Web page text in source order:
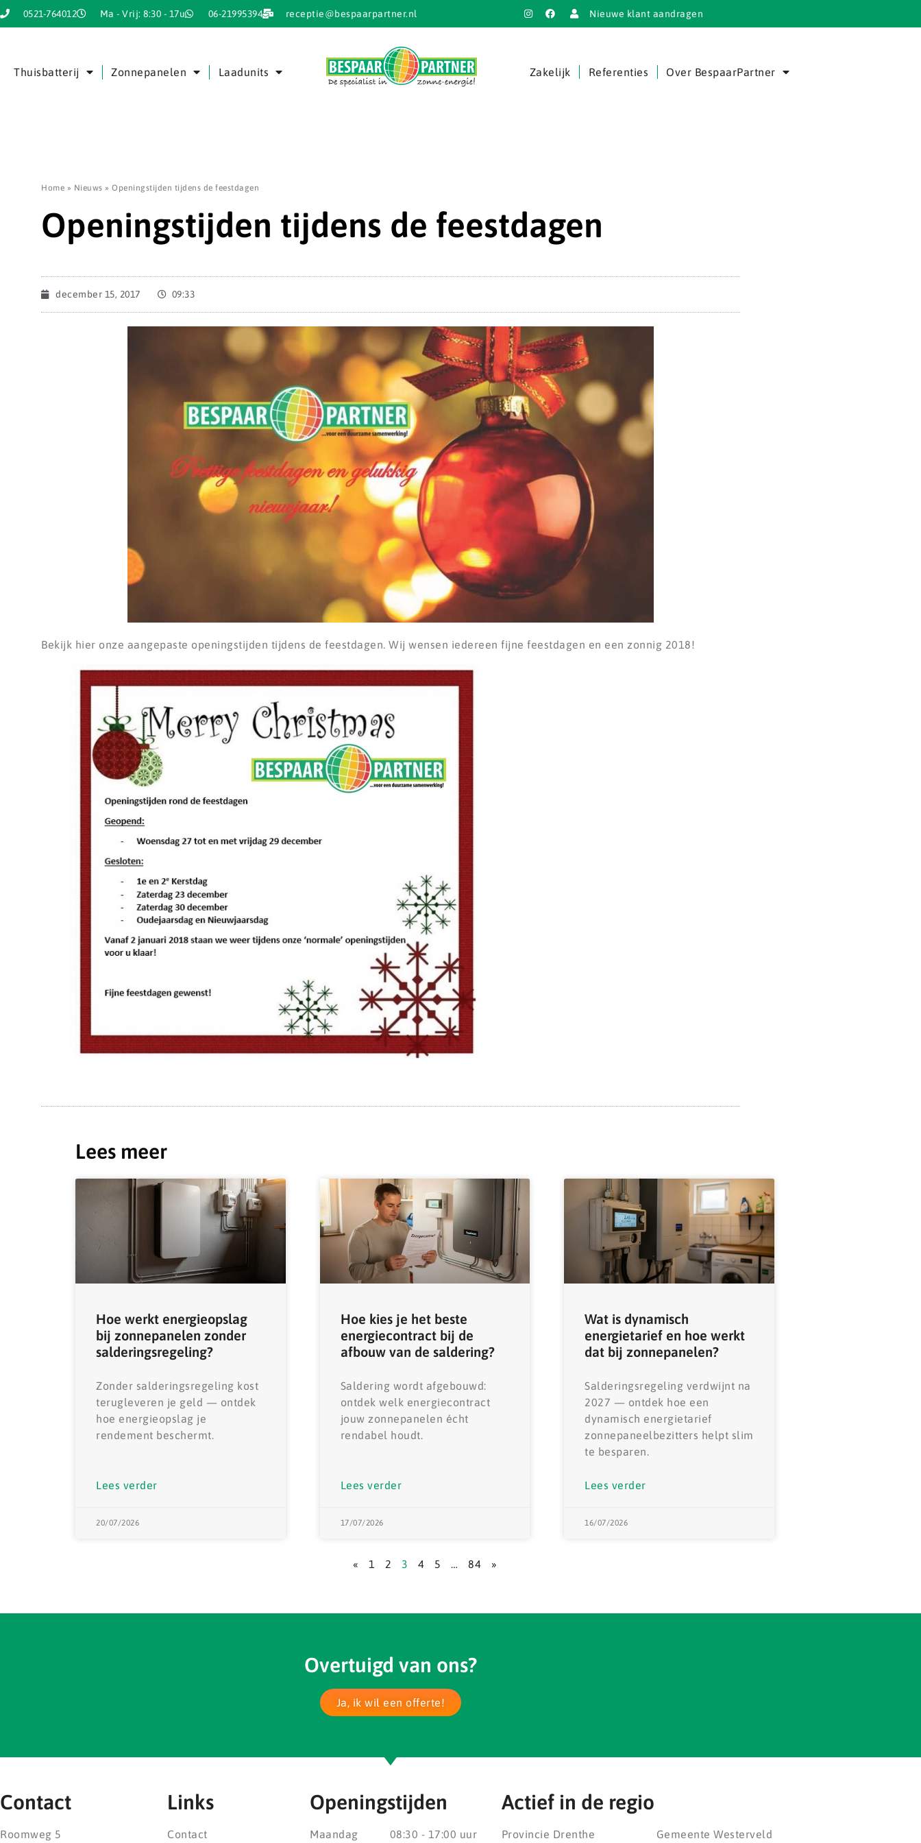
0521-764012 Ma - Vrij: 8:30 - 17u 06-21995394 receptie@bespaarpartner.nl Nieuwe klant aandragen
Thuisbatterij Zonnepanelen Laadunits Zakelijk Referenties Over BespaarPartner
Home » Nieuws » Openingstijden tijdens de feestdagen
Openingstijden tijdens de feestdagen
december 15, 2017 09:33
Bekijk hier onze aangepaste openingstijden tijdens de feestdagen. Wij wensen iedereen fijne feestdagen en een zonnig 2018!
Lees meer
Hoe werkt energieopslag
bij zonnepanelen zonder
salderingsregeling?
Zonder salderingsregeling kost
terugleveren je geld — ontdek
hoe energieopslag je
rendement beschermt.
Lees verder
20/07/2026
Hoe kies je het beste
energiecontract bij de
afbouw van de saldering?
Saldering wordt afgebouwd:
ontdek welk energiecontract
jouw zonnepanelen écht
rendabel houdt.
Lees verder
17/07/2026
Wat is dynamisch
energietarief en hoe werkt
dat bij zonnepanelen?
Salderingsregeling verdwijnt na
2027 — ontdek hoe een
dynamisch energietarief
zonnepaneelbezitters helpt slim
te besparen.
Lees verder
16/07/2026
« 1 2 3 4 5 … 84 »
Overtuigd van ons?
Ja, ik wil een offerte!
Contact
Roomweg 5
Links
Contact
Openingstijden
Maandag 08:30 - 17:00 uur
Actief in de regio
Provincie Drenthe Gemeente Westerveld